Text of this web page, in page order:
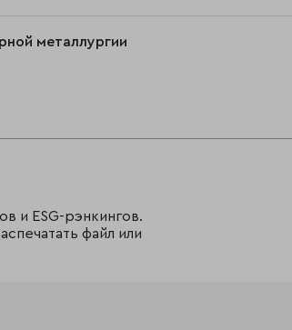
металлургии
и ESG-рэнкингов.
файл или